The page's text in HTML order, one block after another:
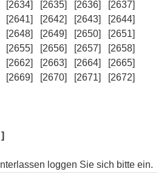
[2634] [2635] [2636]
[2637]
[2641] [2642] [2643]
[2644]
[2648] [2649] [2650]
[2651]
[2655] [2656] [2657]
[2658]
[2662] [2663] [2664]
[2665]
[2669] [2670] [2671]
[2672]
loggen Sie sich bitte ein.